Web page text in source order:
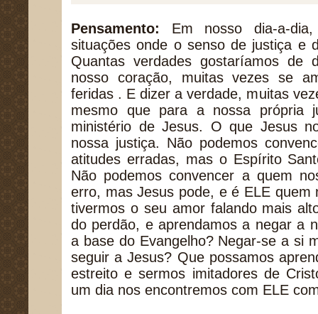
Pensamento: Em nosso dia-a-
situações onde o senso de justiça e
Quantas verdades gostaríamos de
nosso coração, muitas vezes se
feridas . E dizer a verdade, muitas
mesmo que para a nossa própria
ministério de Jesus. O que Jesus
nossa justiça. Não podemos
atitudes erradas, mas o Espírito
Não podemos convencer a quem
erro, mas Jesus pode, e é ELE quem
tivermos o seu amor falando mais
do perdão, e aprendamos a negar a
a base do Evangelho? Negar-se a si
seguir a Jesus? Que possamos
estreito e sermos imitadores de
um dia nos encontremos com ELE